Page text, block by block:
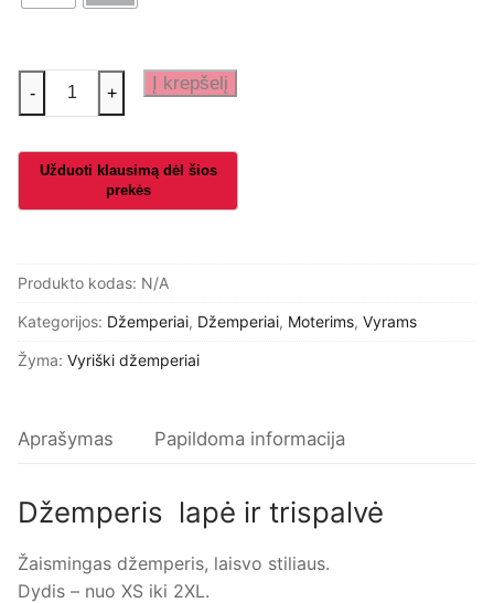
produkto
kiekis:
lapė
- + Į krepšelį
Produkto kodas: N/A
Kategorijos: Džemperiai, Džemperiai, Moterims, Vyrams
Žyma: Vyriški džemperiai
Aprašymas Papildoma informacija
Džemperis lapė ir trispalvė
Žaismingas džemperis, laisvo stiliaus.
Dydis – nuo XS iki 2XL.